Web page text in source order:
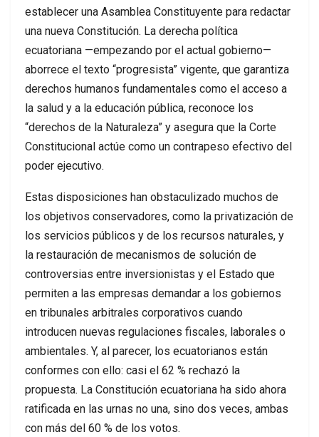
establecer una Asamblea Constituyente para redactar
una nueva Constitución. La derecha política
ecuatoriana —empezando por el actual gobierno—
aborrece el texto “progresista” vigente, que garantiza
derechos humanos fundamentales como el acceso a
la salud y a la educación pública, reconoce los
“derechos de la Naturaleza” y asegura que la Corte
Constitucional actúe como un contrapeso efectivo del
poder ejecutivo.
Estas disposiciones han obstaculizado muchos de
los objetivos conservadores, como la privatización de
los servicios públicos y de los recursos naturales, y
la restauración de mecanismos de solución de
controversias entre inversionistas y el Estado que
permiten a las empresas demandar a los gobiernos
en tribunales arbitrales corporativos cuando
introducen nuevas regulaciones fiscales, laborales o
ambientales. Y, al parecer, los ecuatorianos están
conformes con ello: casi el 62 % rechazó la
propuesta. La Constitución ecuatoriana ha sido ahora
ratificada en las urnas no una, sino dos veces, ambas
con más del 60 % de los votos.